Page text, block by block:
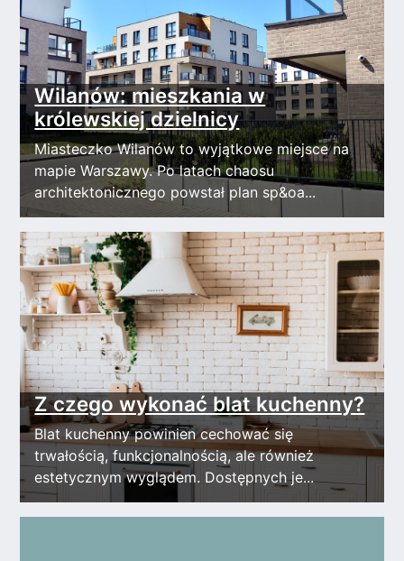
Wilanów: mieszkania w
królewskiej dzielnicy
Miasteczko Wilanów to wyjątkowe miejsce na
mapie Warszawy. Po latach chaosu
architektonicznego powstał plan sp&oa...
Z czego wykonać blat kuchenny?
Blat kuchenny powinien cechować się
trwałością, funkcjonalnością, ale również
estetycznym wyglądem. Dostępnych je...